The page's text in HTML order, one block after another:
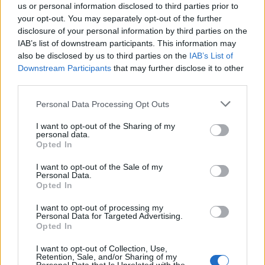
us or personal information disclosed to third parties prior to
your opt-out. You may separately opt-out of the further
disclosure of your personal information by third parties on the
IAB’s list of downstream participants. This information may
also be disclosed by us to third parties on the IAB’s List of
Downstream Participants that may further disclose it to other
Personal Data Processing Opt Outs
I want to opt-out of the Sharing of my
personal data.
Opted In
I want to opt-out of the Sale of my
Personal Data.
Opted In
I want to opt-out of processing my
Personal Data for Targeted Advertising.
Opted In
I want to opt-out of Collection, Use,
Retention, Sale, and/or Sharing of my
Έρχεται η 11η Ρακοβραδιά στη Διασταύρωση
Ραφήνας
ΕΚΔΗΛΩΣΕΙΣ 8 Αυγούστου, 2026
Η 11η Ρακοβραδιά ετοιμάζεται να υποδεχθεί κατοίκους